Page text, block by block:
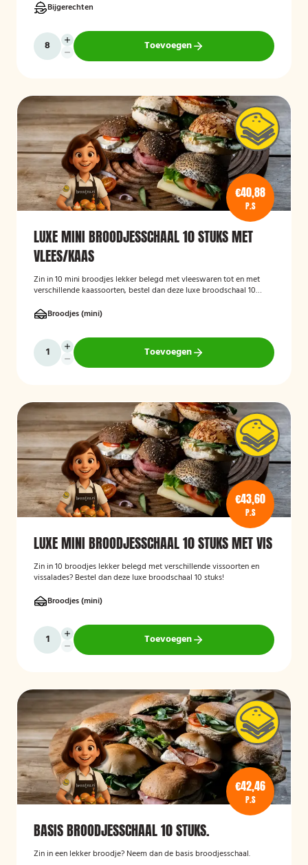
Bijgerechten
Toevoegen
€40,88
P.S
LUXE MINI BROODJESSCHAAL 10 STUKS MET
VLEES/KAAS
Zin in 10 mini broodjes lekker belegd met vleeswaren tot en met
verschillende kaassoorten, bestel dan deze luxe broodschaal 10
Broodjes (mini)
Toevoegen
€43,60
P.S
LUXE MINI BROODJESSCHAAL 10 STUKS MET VIS
Zin in 10 broodjes lekker belegd met verschillende vissoorten en
vissalades? Bestel dan deze luxe broodschaal 10 stuks!
Broodjes (mini)
Toevoegen
€42,46
P.S
BASIS BROODJESSCHAAL 10 STUKS.
Zin in een lekker broodje? Neem dan de basis broodjesschaal.